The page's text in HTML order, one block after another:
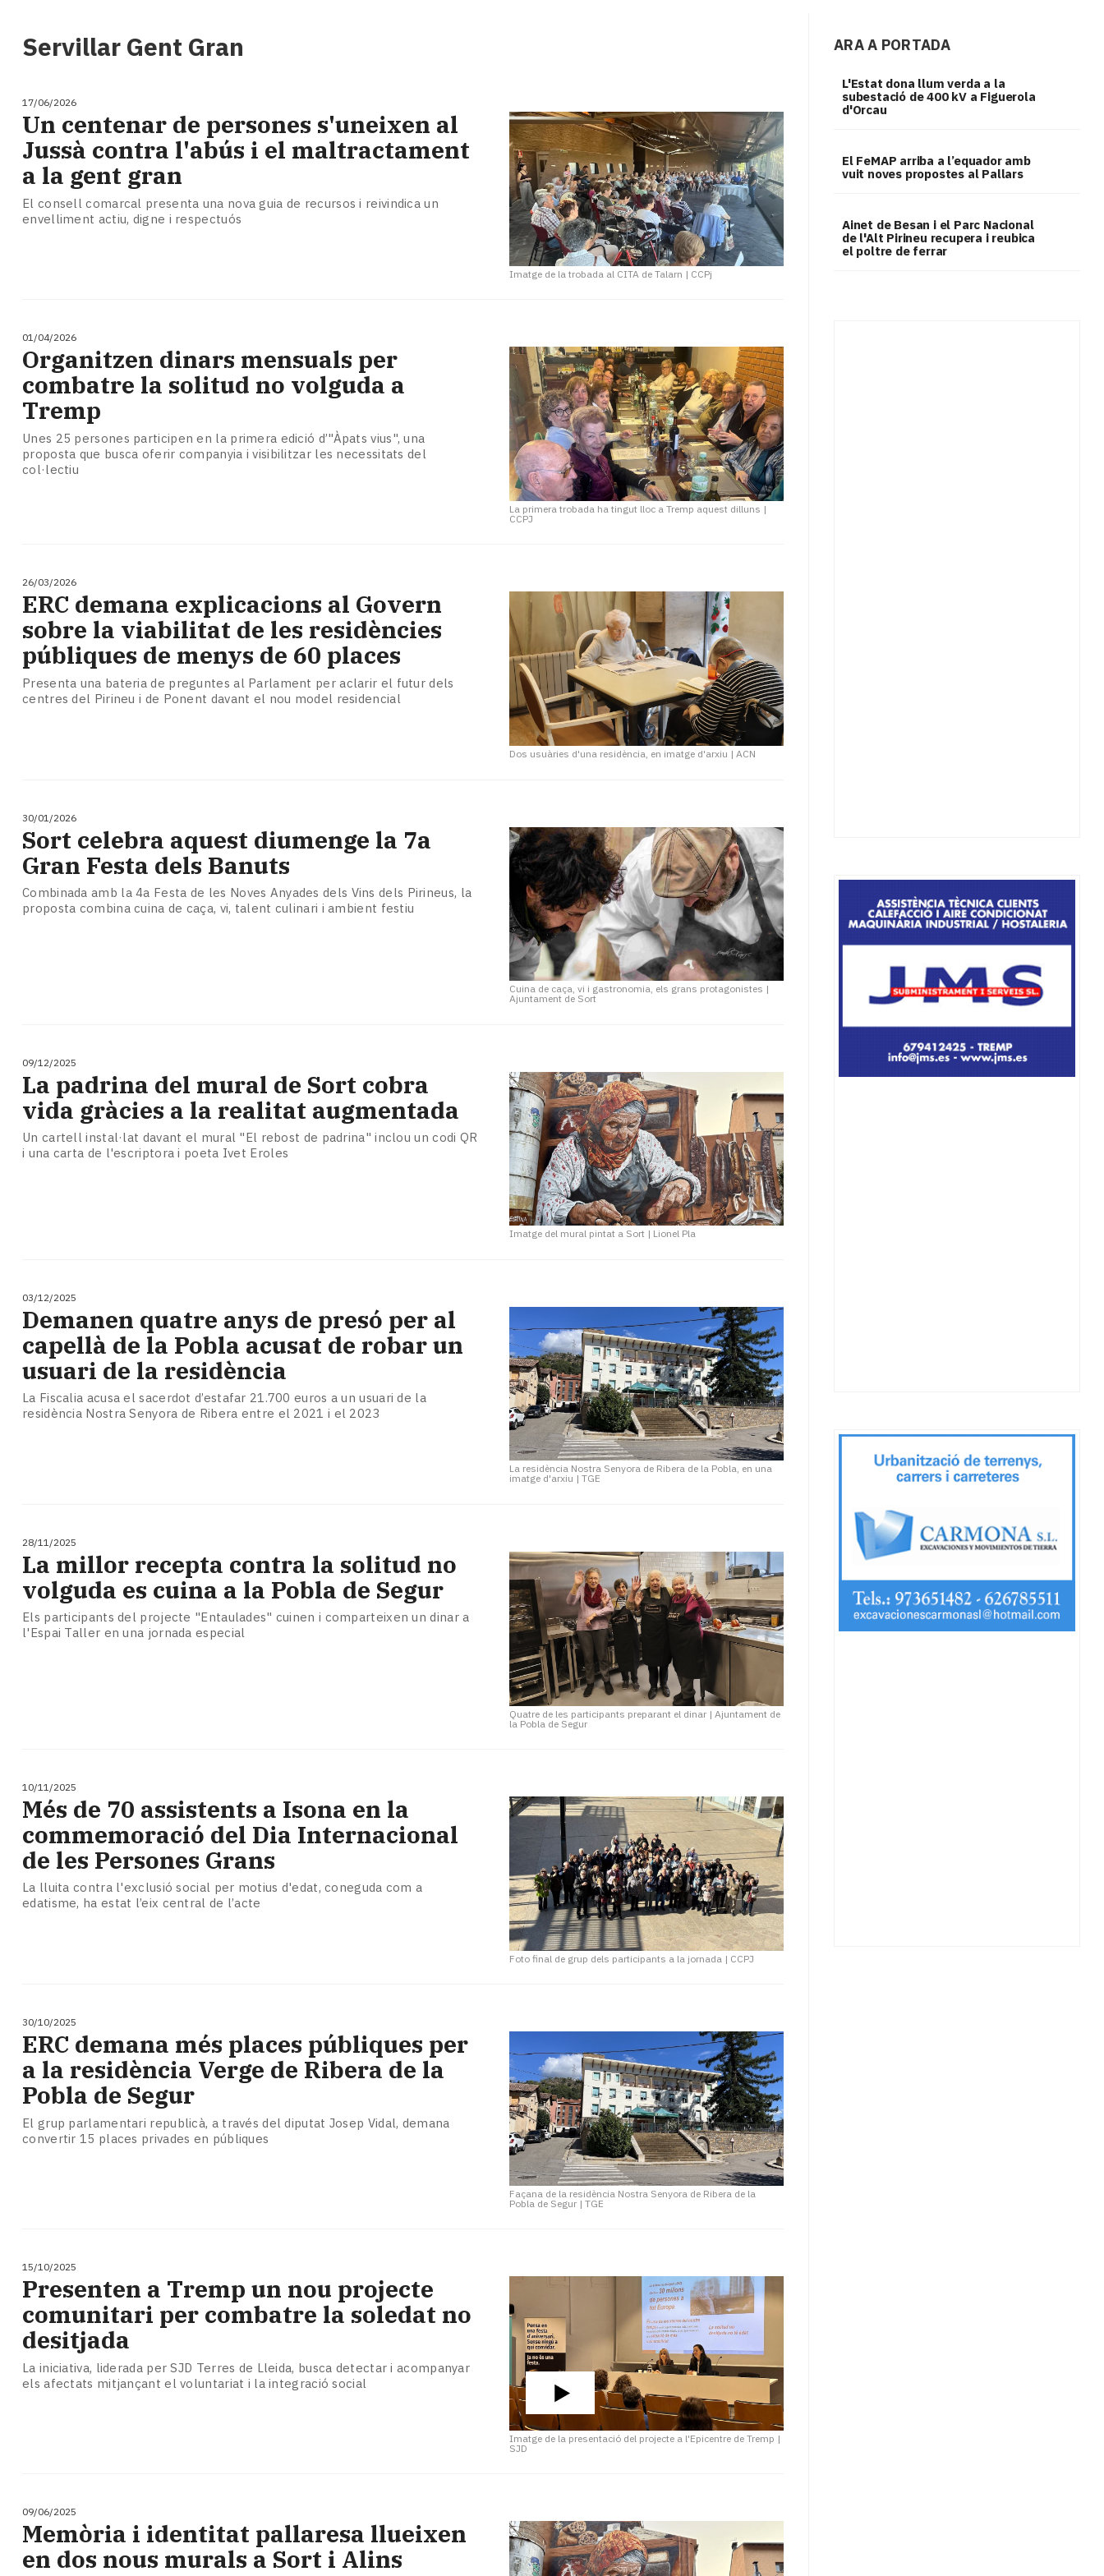
Cultura
tant!
TV
i
mitjans
El
temps
Reportatges
la
teva!
Subscriptors
La
newsletter
Pallars
Contingut
Servillar Gent Gran
17/06/2026
Imatge de la trobada al CITA de Talarn | CCPj
Un centenar de persones s'uneixen al
Jussà contra l'abús i el maltractament
a la gent gran
El consell comarcal presenta una nova guia de recursos i reivindica un
envelliment actiu, digne i respectuós
01/04/2026
La primera trobada ha tingut lloc a Tremp aquest dilluns |
CCPJ
Organitzen dinars mensuals per
combatre la solitud no volguda a
Tremp
Unes 25 persones participen en la primera edició d’"Àpats vius", una
proposta que busca oferir companyia i visibilitzar les necessitats del
col·lectiu
26/03/2026
Dos usuàries d'una residència, en imatge d'arxiu |ACN
ERC demana explicacions al Govern
sobre la viabilitat de les residències
públiques de menys de 60 places
Presenta una bateria de preguntes al Parlament per aclarir el futur dels
centres del Pirineu i de Ponent davant el nou model residencial
30/01/2026
Cuina de caça, vi i gastronomia, els grans protagonistes |
Ajuntament de Sort
Sort celebra aquest diumenge la 7a
Gran Festa dels Banuts
Combinada amb la 4a Festa de les Noves Anyades dels Vins dels Pirineus, la
proposta combina cuina de caça, vi, talent culinari i ambient festiu
09/12/2025
Imatge del mural pintat a Sort | Lionel Pla
La padrina del mural de Sort cobra
vida gràcies a la realitat augmentada
Un cartell instal·lat davant el mural "El rebost de padrina" inclou un codi QR
i una carta de l'escriptora i poeta Ivet Eroles
03/12/2025
La residència Nostra Senyora de Ribera de la Pobla, en una
imatge d'arxiu |TGE
Demanen quatre anys de presó per al
capellà de la Pobla acusat de robar un
usuari de la residència
La Fiscalia acusa el sacerdot d’estafar 21.700 euros a un usuari de la
residència Nostra Senyora de Ribera entre el 2021 i el 2023
28/11/2025
Quatre de les participants preparant el dinar | Ajuntament de
la Pobla de Segur
La millor recepta contra la solitud no
volguda es cuina a la Pobla de Segur
Els participants del projecte "Entaulades" cuinen i comparteixen un dinar a
l'Espai Taller en una jornada especial
10/11/2025
Foto final de grup dels participants a la jornada | CCPJ
Més de 70 assistents a Isona en la
commemoració del Dia Internacional
de les Persones Grans
La lluita contra l'exclusió social per motius d'edat, coneguda com a
edatisme, ha estat l’eix central de l’acte
30/10/2025
Façana de la residència Nostra Senyora de Ribera de la
Pobla de Segur |TGE
ERC demana més places públiques per
a la residència Verge de Ribera de la
Pobla de Segur
El grup parlamentari republicà, a través del diputat Josep Vidal, demana
convertir 15 places privades en públiques
15/10/2025
Imatge de la presentació del projecte a l'Epicentre de Tremp |
SJD
Presenten a Tremp un nou projecte
comunitari per combatre la soledat no
desitjada
La iniciativa, liderada per SJD Terres de Lleida, busca detectar i acompanyar
els afectats mitjançant el voluntariat i la integració social
09/06/2025
Memòria i identitat pallaresa llueixen
en dos nous murals a Sort i Alins
ARA A PORTADA
L'Estat dona llum verda a la
subestació de 400 kV a Figuerola
d'Orcau
El FeMAP arriba a l’equador amb
vuit noves propostes al Pallars
Ainet de Besan i el Parc Nacional
de l'Alt Pirineu recupera i reubica
el poltre de ferrar